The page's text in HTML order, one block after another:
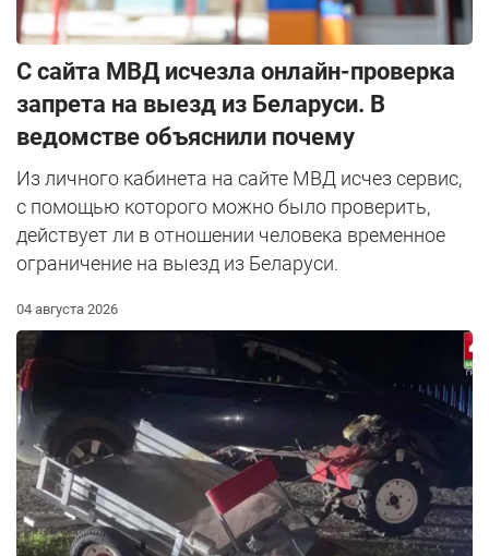
С сайта МВД исчезла онлайн-проверка
запрета на выезд из Беларуси. В
ведомстве объяснили почему
Из личного кабинета на сайте МВД исчез сервис,
с помощью которого можно было проверить,
действует ли в отношении человека временное
ограничение на выезд из Беларуси.
04 августа 2026